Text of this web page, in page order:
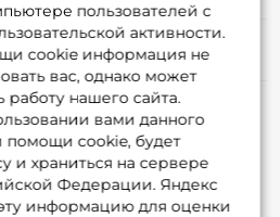
пользователей с
активности.
cookie информация не
вас, однако может
нашего сайта.
вами данного
помощи cookie, будет
и храниться на сервере
Федерации. Яндекс
информацию для оценки
магазине
Оплата
bonus
Гуру
д.7